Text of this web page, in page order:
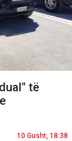
të
10 Gusht, 18:38